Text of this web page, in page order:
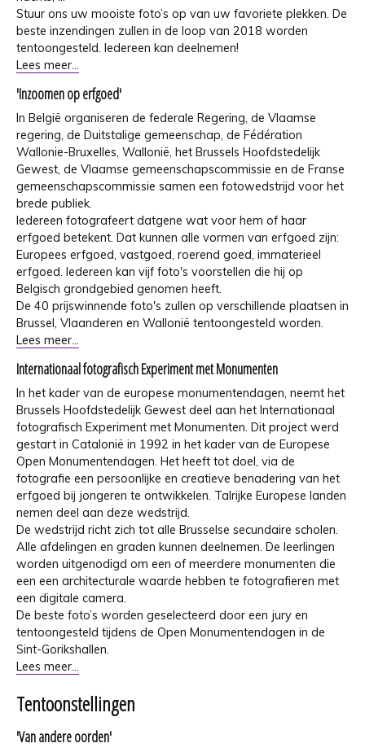
Stuur ons uw mooiste foto’s op van uw favoriete plekken. De
beste inzendingen zullen in de loop van 2018 worden
tentoongesteld. Iedereen kan deelnemen!
Lees meer...
'Inzoomen op erfgoed'
In België organiseren de federale Regering, de Vlaamse
regering, de Duitstalige gemeenschap, de Fédération
Wallonie-Bruxelles, Wallonië, het Brussels Hoofdstedelijk
Gewest, de Vlaamse gemeenschapscommissie en de Franse
gemeenschapscommissie samen een fotowedstrijd voor het
brede publiek.
Iedereen fotografeert datgene wat voor hem of haar
erfgoed betekent. Dat kunnen alle vormen van erfgoed zijn:
Europees erfgoed, vastgoed, roerend goed, immaterieel
erfgoed. Iedereen kan vijf foto's voorstellen die hij op
Belgisch grondgebied genomen heeft.
De 40 prijswinnende foto's zullen op verschillende plaatsen in
Brussel, Vlaanderen en Wallonië tentoongesteld worden.
Lees meer...
Internationaal fotografisch Experiment met Monumenten
In het kader van de europese monumentendagen, neemt het
Brussels Hoofdstedelijk Gewest deel aan het Internationaal
fotografisch Experiment met Monumenten. Dit project werd
gestart in Catalonië in 1992 in het kader van de Europese
Open Monumentendagen. Het heeft tot doel, via de
fotografie een persoonlijke en creatieve benadering van het
erfgoed bij jongeren te ontwikkelen. Talrijke Europese landen
nemen deel aan deze wedstrijd.
De wedstrijd richt zich tot alle Brusselse secundaire scholen.
Alle afdelingen en graden kunnen deelnemen. De leerlingen
worden uitgenodigd om een of meerdere monumenten die
een een architecturale waarde hebben te fotografieren met
een digitale camera.
De beste foto’s worden geselecteerd door een jury en
tentoongesteld tijdens de Open Monumentendagen in de
Sint-Gorikshallen.
Lees meer...
Tentoonstellingen
'Van andere oorden'